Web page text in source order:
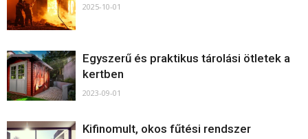
2025-10-01
Egyszerű és praktikus tárolási ötletek a
kertben
2023-09-01
Kifinomult, okos fűtési rendszer